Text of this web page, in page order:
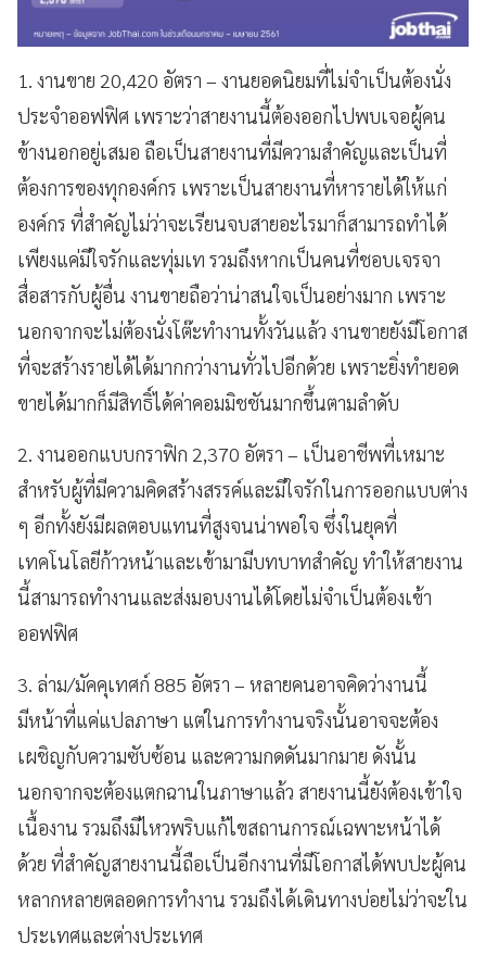
1. งานขาย 20,420 อัตรา – งานยอดนิยมที่ไม่จำเป็นต้องนั่ง
ประจำออฟฟิศ เพราะว่าสายงานนี้ต้องออกไปพบเจอผู้คน
ข้างนอกอยู่เสมอ ถือเป็นสายงานที่มีความสำคัญและเป็นที่
ต้องการของทุกองค์กร เพราะเป็นสายงานที่หารายได้ให้แก่
องค์กร ที่สำคัญไม่ว่าจะเรียนจบสายอะไรมาก็สามารถทำได้
เพียงแค่มีใจรักและทุ่มเท รวมถึงหากเป็นคนที่ชอบเจรจา
สื่อสารกับผู้อื่น งานขายถือว่าน่าสนใจเป็นอย่างมาก เพราะ
นอกจากจะไม่ต้องนั่งโต๊ะทำงานทั้งวันแล้ว งานขายยังมีโอกาส
ที่จะสร้างรายได้ได้มากกว่างานทั่วไปอีกด้วย เพราะยิ่งทำยอด
ขายได้มากก็มีสิทธิ์ได้ค่าคอมมิชชันมากขึ้นตามลำดับ
2. งานออกแบบกราฟิก 2,370 อัตรา – เป็นอาชีพที่เหมาะ
สำหรับผู้ที่มีความคิดสร้างสรรค์และมีใจรักในการออกแบบต่าง
ๆ อีกทั้งยังมีผลตอบแทนที่สูงจนน่าพอใจ ซึ่งในยุคที่
เทคโนโลยีก้าวหน้าและเข้ามามีบทบาทสำคัญ ทำให้สายงาน
นี้สามารถทำงานและส่งมอบงานได้โดยไม่จำเป็นต้องเข้า
ออฟฟิศ
3. ล่าม/มัคคุเทศก์ 885 อัตรา – หลายคนอาจคิดว่างานนี้
มีหน้าที่แค่แปลภาษา แต่ในการทำงานจริงนั้นอาจจะต้อง
เผชิญกับความซับซ้อน และความกดดันมากมาย ดังนั้น
นอกจากจะต้องแตกฉานในภาษาแล้ว สายงานนี้ยังต้องเข้าใจ
เนื้องาน รวมถึงมีไหวพริบแก้ไขสถานการณ์เฉพาะหน้าได้
ด้วย ที่สำคัญสายงานนี้ถือเป็นอีกงานที่มีโอกาสได้พบปะผู้คน
หลากหลายตลอดการทำงาน รวมถึงได้เดินทางบ่อยไม่ว่าจะใน
ประเทศและต่างประเทศ